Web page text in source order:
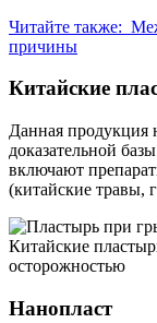
Читайте также:
причины
Китайские
Данная продукция
доказательной
включают
(китайские травы,
Китайские
осторожностью
Нанопласт